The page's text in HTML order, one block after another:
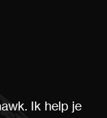
Ik help je